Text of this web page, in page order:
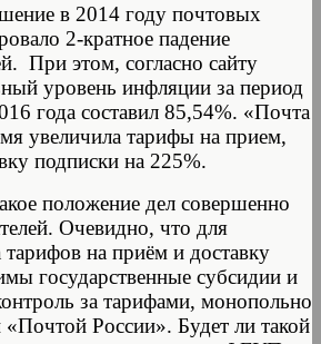
в 2014 году почтовых
2-кратное падение
При этом, согласно сайту
уровень инфляции за период
года составил 85,54%. «Почта
увеличила тарифы на прием,
подписки на 225%.
положение дел совершенно
Очевидно, что для
тарифов на приём и доставку
государственные субсидии и
за тарифами, монопольно
России». Будет ли такой